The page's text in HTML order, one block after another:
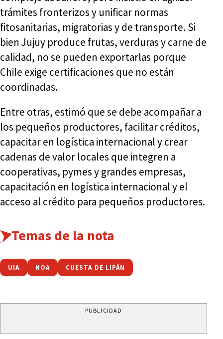
trámites fronterizos y unificar normas
fitosanitarias, migratorias y de transporte. Si
bien Jujuy produce frutas, verduras y carne de
calidad, no se pueden exportarlas porque
Chile exige certificaciones que no están
coordinadas.
Entre otras, estimó que se debe acompañar a
los pequeños productores, facilitar créditos,
capacitar en logística internacional y crear
cadenas de valor locales que integren a
cooperativas, pymes y grandes empresas,
capacitación en logística internacional y el
acceso al crédito para pequeños productores.
Temas de la nota
UIA NOA CUESTA DE LIPÁN
PUBLICIDAD